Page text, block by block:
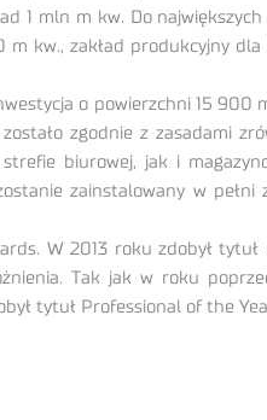
1 mln m kw. Do
kw., zakład produkcyjny
o powierzchni 15 900
zgodnie z zasadami
biurowej, jak i
zainstalowany w
W 2013 roku zdobył
Tak jak w roku
tytuł Professional of the